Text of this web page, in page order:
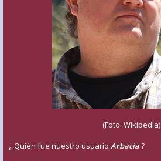
(Foto: Wikipedia)
¿ Quién fue nuestro usuario Arbacia?